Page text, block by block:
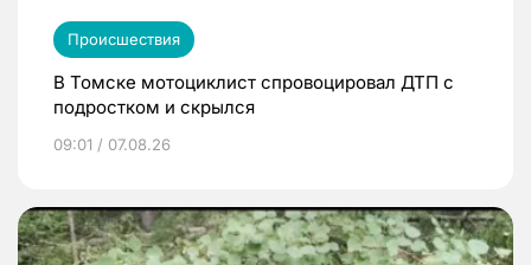
Происшествия
В Томске мотоциклист спровоцировал ДТП с
подростком и скрылся
09:01 / 07.08.26